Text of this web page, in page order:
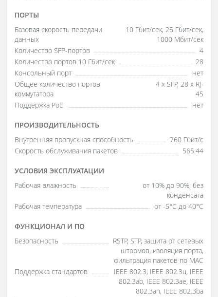
ПОРТЫ
Базовая скорость передачи
данных
10 Гбит/сек, 25 Гбит/сек,
1000 Мбит/сек
Количество SFP-портов
4
Количество портов 10 Гбит/сек
28
Консольный порт
нет
Общее количество портов
коммутатора
4 x SFP, 28 х RJ-
45
Поддержка PoE
нет
ПРОИЗВОДИТЕЛЬНОСТЬ
Внутренняя пропускная способность
760 Гбит/с
Скорость обслуживания пакетов
565.44
УСЛОВИЯ ЭКСПЛУАТАЦИИ
Рабочая влажность
от 10% до 90%, без
конденсата
Рабочая температура
от -5°C до 40°C
ФУНКЦИОНАЛ И ПО
Безопасность
RSTP, STP, защита от сетевых
штормов, изоляция порта,
фильтрация пакетов по MAC
Поддержка стандартов
IEEE 802.3, IEEE 802.3u, IEEE
802.3ab, IEEE 802.3ae, IEEE
802.3an, IEEE 802.3ba